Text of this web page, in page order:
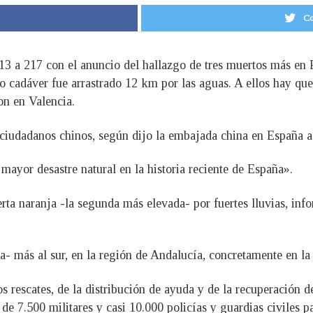
a 217 con el anuncio del hallazgo de tres muertos más en
fue arrastrado 12 km por las aguas. A ellos hay
en Valencia.
chinos, según dijo la embajada china en España
desastre natural en la historia reciente de España».
naranja -la segunda más elevada- por fuertes lluvias,
más al sur, en la región de Andalucía, concretamente en
de la distribución de ayuda y de la recuperación
7.500 militares y casi 10.000 policías y guardias civiles